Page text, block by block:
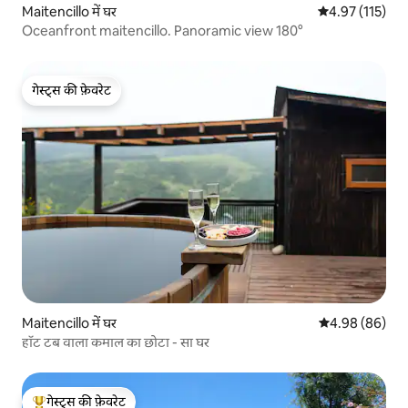
Maitencillo में घर औसत रेटिंग 5 में से
4.97 (115)
Oceanfront maitencillo. Panoramic view 180°
गेस्ट्स की फ़ेवरेट
गेस्ट्स की फ़ेवरेट
Maitencillo में घर औसत रेटिंग 5 में
4.98 (86)
हॉट टब वाला कमाल का छोटा - सा घर
गेस्ट्स की फ़ेवरेट